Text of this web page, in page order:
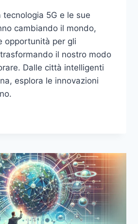
tecnologia 5G e le sue
cambiando il mondo,
opportunità per gli
il nostro modo
Dalle città intelligenti
esplora le innovazioni